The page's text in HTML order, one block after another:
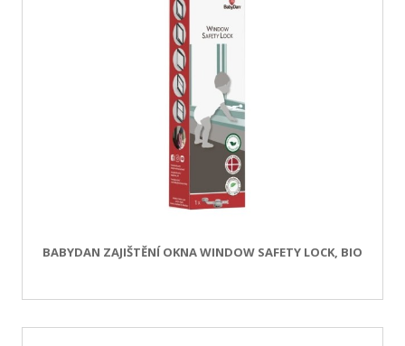
BABYDAN ZAJIŠTĚNÍ OKNA WINDOW SAFETY LOCK, BIO